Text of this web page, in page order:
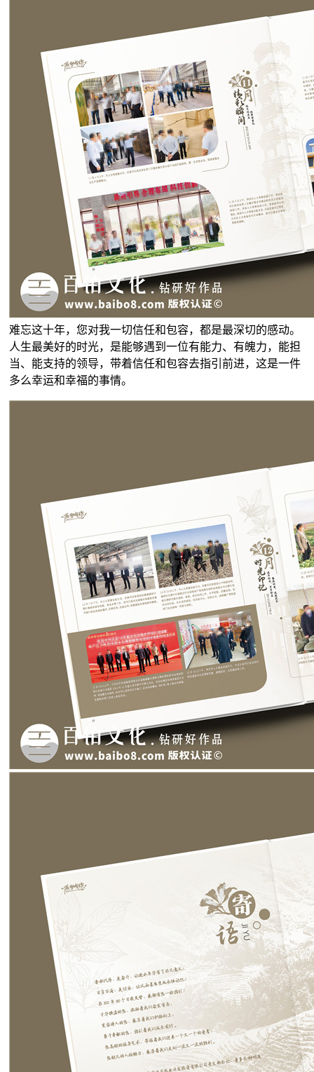
难忘这十年，您对我一切信任和包容，都是最深切的感动。
人生最美好的时光，是能够遇到一位有能力、有魄力，能担
当、能支持的领导，带着信任和包容去指引前进，这是一件
多么幸运和幸福的事情。